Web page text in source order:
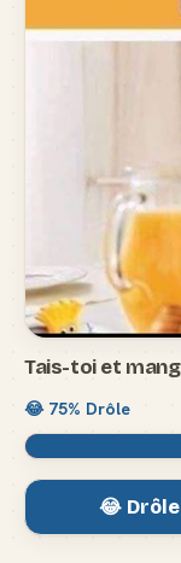
Tais-toi et
😂 75% Drôle
😂 Drôle